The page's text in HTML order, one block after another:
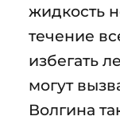
жидкость
течение
избегать
могут
Волгина